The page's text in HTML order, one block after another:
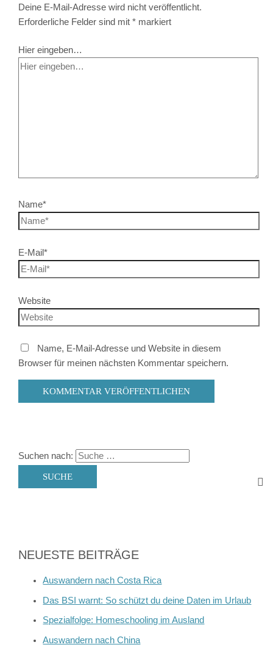
Deine E-Mail-Adresse wird nicht veröffentlicht.
Erforderliche Felder sind mit* markiert
Hier eingeben…
Name*
E-Mail*
Website
Name, E-Mail-Adresse und Website in diesem
Browser für meinen nächsten Kommentar speichern.
Suchen nach:
NEUESTE BEITRÄGE
Auswandern nach Costa Rica
Das BSI warnt: So schützt du deine Daten im Urlaub
Spezialfolge: Homeschooling im Ausland
Auswandern nach China